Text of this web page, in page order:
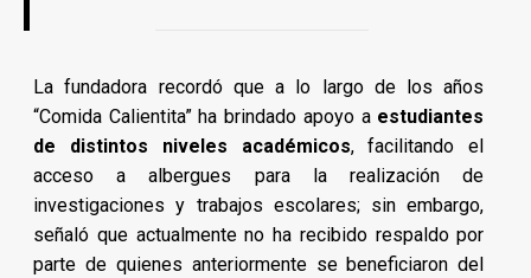
La fundadora recordó que a lo largo de los años
“Comida Calientita” ha brindado apoyo a estudiantes
de distintos niveles académicos, facilitando el
acceso a albergues para la realización de
investigaciones y trabajos escolares; sin embargo,
señaló que actualmente no ha recibido respaldo por
parte de quienes anteriormente se beneficiaron del